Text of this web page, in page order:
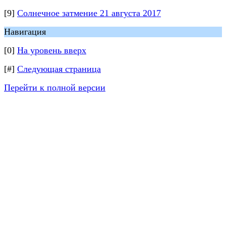
[9] Солнечное затмение 21 августа 2017
Навигация
[0] На уровень вверх
[#] Следующая страница
Перейти к полной версии